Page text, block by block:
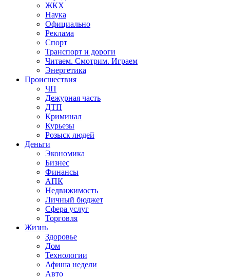
ЖКХ
Наука
Официально
Реклама
Спорт
Транспорт и дороги
Читаем. Смотрим. Играем
Энергетика
Происшествия
ЧП
Дежурная часть
ДТП
Криминал
Курьезы
Розыск людей
Деньги
Экономика
Бизнес
Финансы
АПК
Недвижимость
Личный бюджет
Сфера услуг
Торговля
Жизнь
Здоровье
Дом
Технологии
Афиша недели
Авто